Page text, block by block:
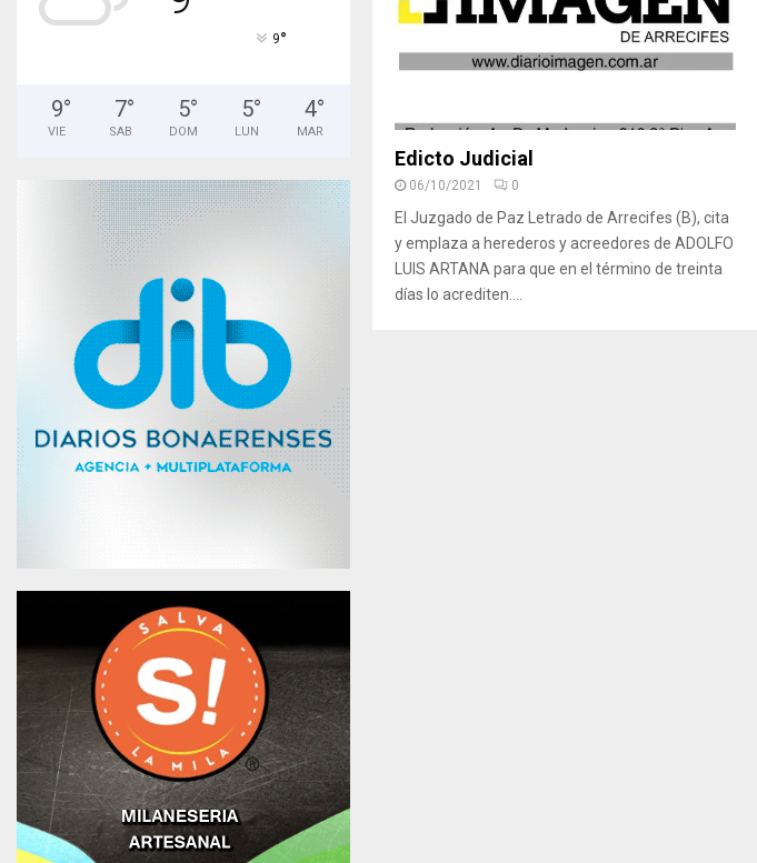
Edicto Judicial
06/10/2021 0
El Juzgado de Paz Letrado de Arrecifes (B), cita
y emplaza a herederos y acreedores de ADOLFO
LUIS ARTANA para que en el término de treinta
días lo acrediten....
9°
9°
VIE
7°
SAB
5°
DOM
5°
LUN
4°
MAR